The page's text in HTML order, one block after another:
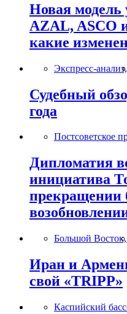
Новая модель
AZAL, ASCO
какие
Экспресс-анализ,
Судебный
года
Постсоветское
Дипломатия
инициатива
прекращении
Большой Восток,
Иран и
свой «TRIPP»
Каспийский